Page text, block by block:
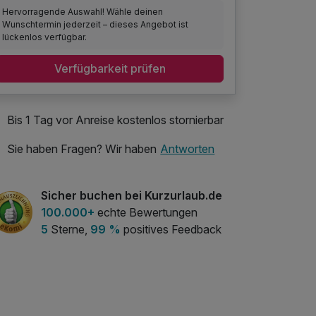
Hervorragende Auswahl! Wähle deinen
Wunschtermin jederzeit – dieses Angebot ist
lückenlos verfügbar.
Verfügbarkeit prüfen
Bis 1 Tag vor Anreise kostenlos stornierbar
Sie haben Fragen? Wir haben Antworten
Sicher buchen bei Kurzurlaub.de
100.000+ echte Bewertungen
5 Sterne, 99 % positives Feedback